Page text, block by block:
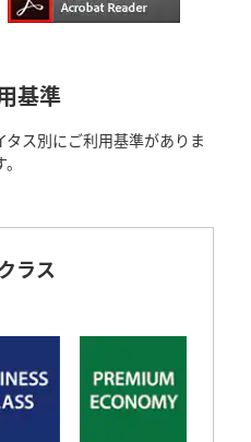
基準
ス別にご利用基準がありま
ラス